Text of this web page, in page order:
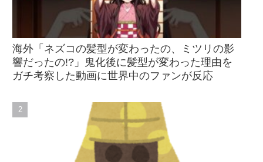
海外「ネズコの髪型が変わったの、ミツリの影
響だったの!?」鬼化後に髪型が変わった理由を
ガチ考察した動画に世界中のファンが反応